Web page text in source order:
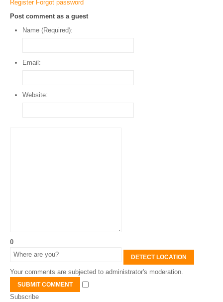
Register Forgot password
Post comment as a guest
Name (Required):
Email:
Website:
0
DETECT LOCATION
Your comments are subjected to administrator's moderation.
SUBMIT COMMENT
Subscribe